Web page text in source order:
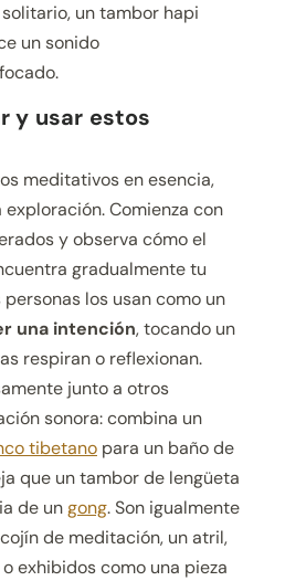
un tambor hapi
un sonido
y usar estos
meditativos en esencia,
Comienza con
y observa cómo el
gradualmente tu
los usan como un
una intención, tocando un
respiran o reflexionan.
junto a otros
sonora: combina un
tibetano para un baño de
que un tambor de lengüeta
de ungong. Son igualmente
de meditación, un atril,
exhibidos como una pieza